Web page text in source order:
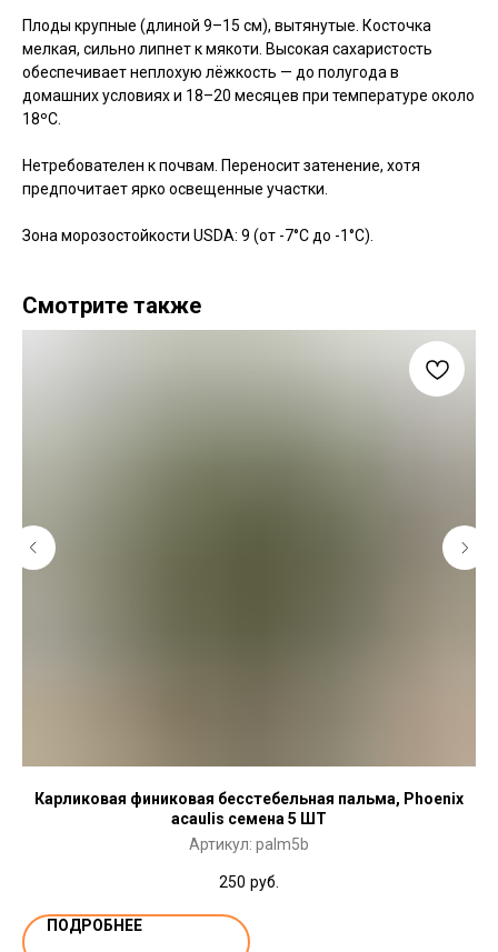
Плоды крупные (длиной 9–15 см), вытянутые. Косточка
мелкая, сильно липнет к мякоти. Высокая сахаристость
обеспечивает неплохую лёжкость — до полугода в
домашних условиях и 18–20 месяцев при температуре около
18ºС.
Нетребователен к почвам. Переносит затенение, хотя
предпочитает ярко освещенные участки.
Зона морозостойкости USDA: 9 (от -7°C до -1°C).
Смотрите также
Карликовая финиковая бесстебельная пальма, Phoenix
acaulis семена 5 ШТ
Артикул: palm5b
250 руб.
ПОДРОБНЕЕ